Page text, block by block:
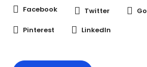
Facebook Twitter
Pinterest LinkedIn